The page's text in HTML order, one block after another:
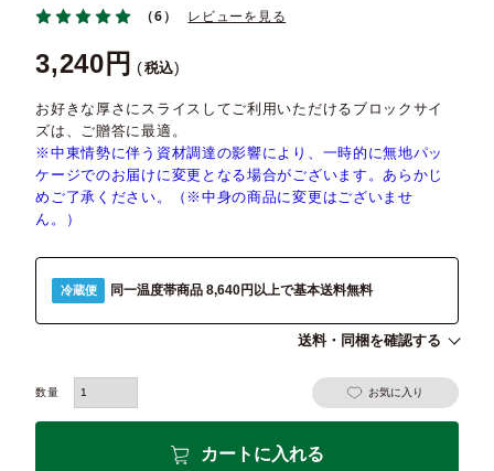
（6） レビューを見る
3,240 税込
お好きな厚さにスライスしてご利用いただけるブロックサイ
ズは、ご贈答に最適。
※中東情勢に伴う資材調達の影響により、一時的に無地パッ
ケージでのお届けに変更となる場合がございます。あらかじ
めご了承ください。（※中身の商品に変更はございませ
ん。）
冷蔵便 同一温度帯商品 8,640円以上で基本送料無料
送料・同梱を確認する
お気に入り
カートに入れる